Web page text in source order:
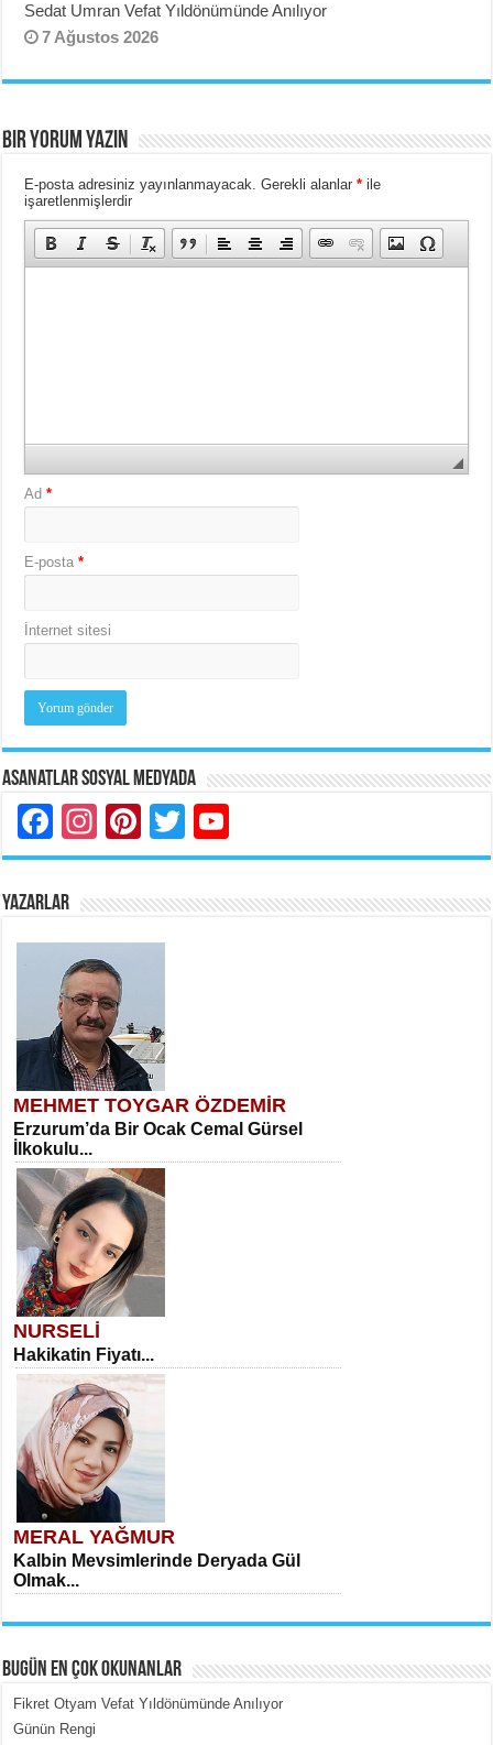
Sedat Umran Vefat Yıldönümünde Anılıyor
7 Ağustos 2026
BIR YORUM YAZIN
E-posta adresiniz yayınlanmayacak. Gerekli alanlar* ile
işaretlenmişlerdir
Ad*
E-posta*
İnternet sitesi
Asanatlar Sosyal Medyada
Facebook
Instagram
Pinterest
Twitter
YAZARLAR
MEHMET TOYGAR ÖZDEMİR
Erzurum’da Bir Ocak Cemal Gürsel
İlkokulu...
NURSELİ
Hakikatin Fiyatı...
MERAL YAĞMUR
Kalbin Mevsimlerinde Deryada Gül
Olmak...
BUGÜN EN ÇOK OKUNANLAR
Fikret Otyam Vefat Yıldönümünde Anılıyor
Günün Rengi